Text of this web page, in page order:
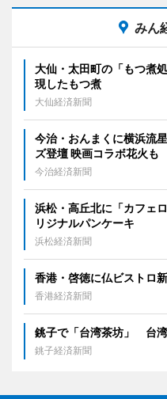
みん
大仙・太田町の「もつ煮
現したもつ煮
大仙経済新聞
今治・おんまくに横浜流
ズ登壇 映画コラボ花火も
今治経済新聞
浜松・高丘北に「カフェ
リジナルパンケーキ
浜松経済新聞
香港・啓徳に仏ビストロ
香港経済新聞
銚子で「台湾茶坊」 台
銚子経済新聞